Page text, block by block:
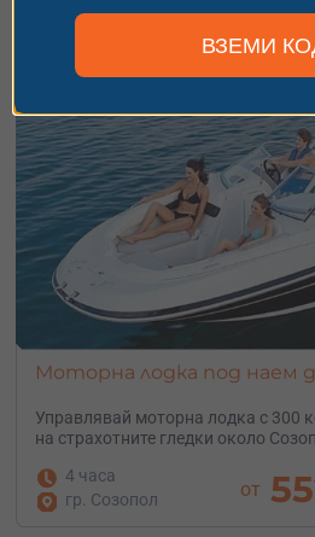
Моторна лодка под наем
Управлявай моторна лодка с 300
на страхотните гледки около
4 часа
гр. Созопол
от
ВЗЕМИ